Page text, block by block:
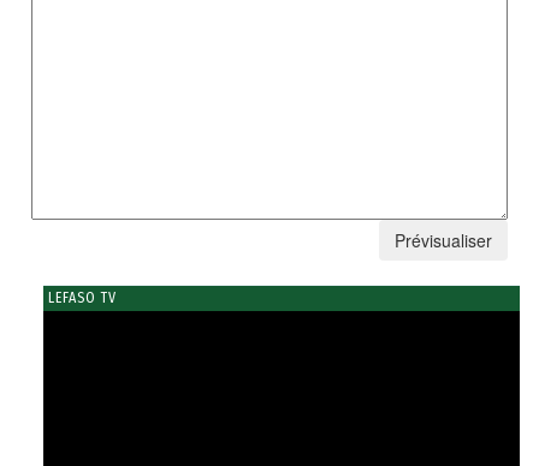
LEFASO TV